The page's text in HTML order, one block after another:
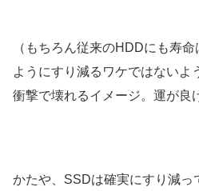
（もちろん従来のHDDにも寿
ようにすり減るワケではないよ
衝撃で壊れるイメージ。運が良
かたや、SSDは確実にすり減っ